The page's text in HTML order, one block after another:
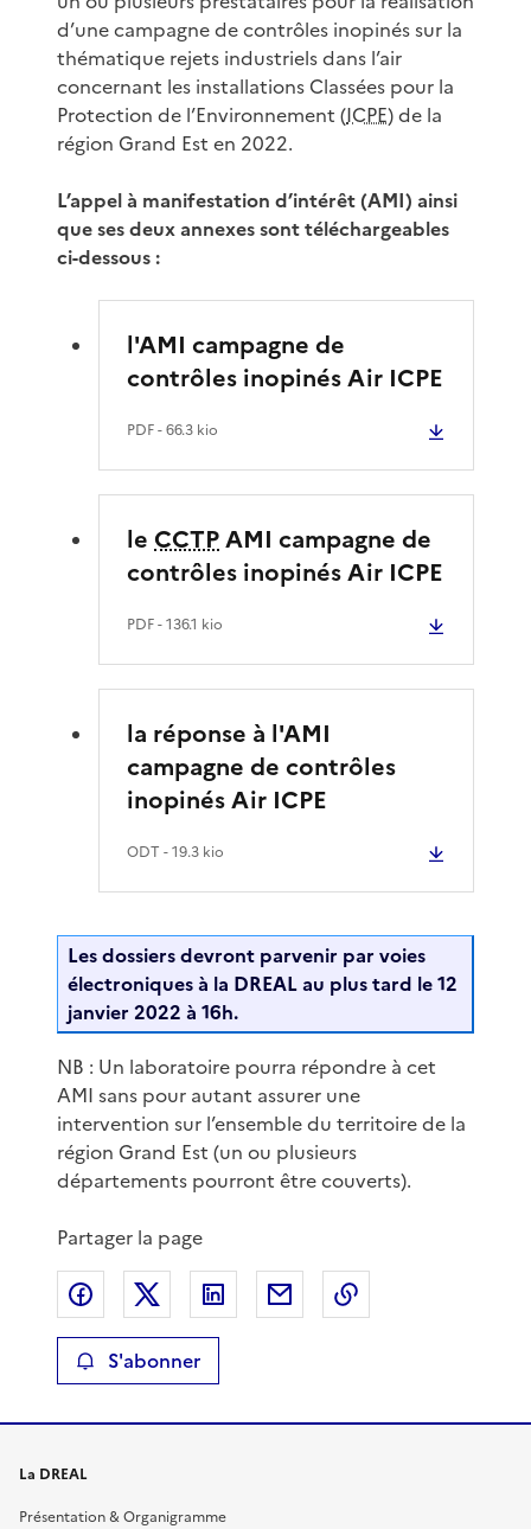
d’une campagne de contrôles inopinés sur la
thématique rejets industriels dans l’air
concernant les installations Classées pour la
Protection de l’Environnement (ICPE) de la
région Grand Est en 2022.
L’appel à manifestation d’intérêt (AMI) ainsi
que ses deux annexes sont téléchargeables
ci-dessous :
l'AMI campagne de
contrôles inopinés Air ICPE
PDF- 66.3 kio
le CCTPAMI campagne de
contrôles inopinés Air ICPE
PDF- 136.1 kio
la réponse à l'AMI
campagne de contrôles
inopinés Air ICPE
ODT - 19.3 kio
Les dossiers devront parvenir par voies
électroniques à la DREAL au plus tard le 12
janvier 2022 à 16h.
NB : Un laboratoire pourra répondre à cet
AMI sans pour autant assurer une
intervention sur l’ensemble du territoire de la
région Grand Est (un ou plusieurs
départements pourront être couverts).
Partager la page
Partager sur Facebook
Partager sur XPartager sur LinkedIn
Partager par email
S'abonner
La DREAL
Présentation & Organigramme